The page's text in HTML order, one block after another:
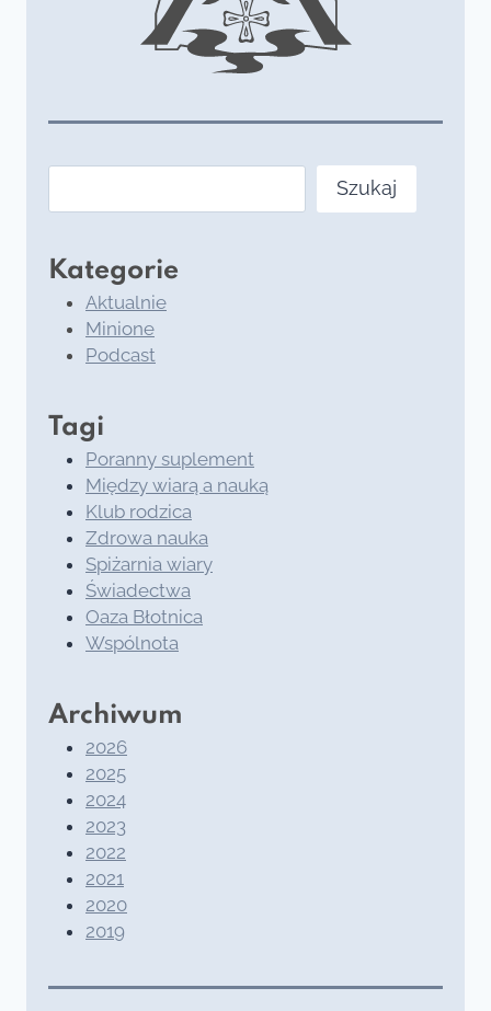
Szukaj
Kategorie
Aktualnie
Minione
Podcast
Tagi
Poranny suplement
Między wiarą a nauką
Klub rodzica
Zdrowa nauka
Spiżarnia wiary
Świadectwa
Oaza Błotnica
Wspólnota
Archiwum
2026
2025
2024
2023
2022
2021
2020
2019